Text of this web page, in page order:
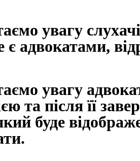
увагу
є адвокатами,
увагу
та після її
буде